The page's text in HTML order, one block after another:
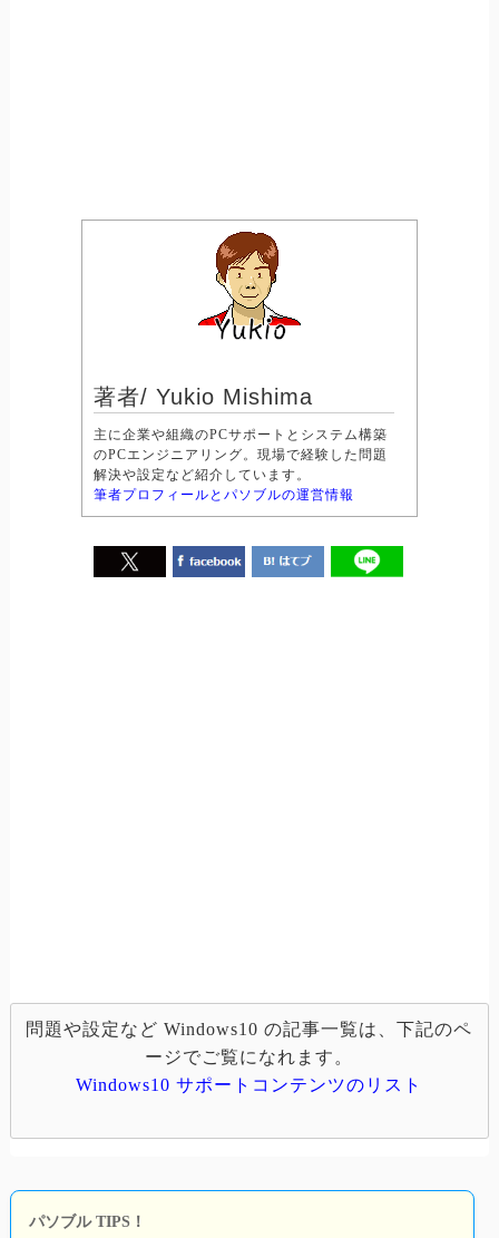
著者/ Yukio Mishima
主に企業や組織のPCサポートとシステム構築
のPCエンジニアリング。現場で経験した問題
解決や設定など紹介しています。
筆者プロフィールとパソブルの運営情報
問題や設定など Windows10 の記事一覧は、下記のペ
ージでご覧になれます。
Windows10 サポートコンテンツのリスト
パソブル TIPS！